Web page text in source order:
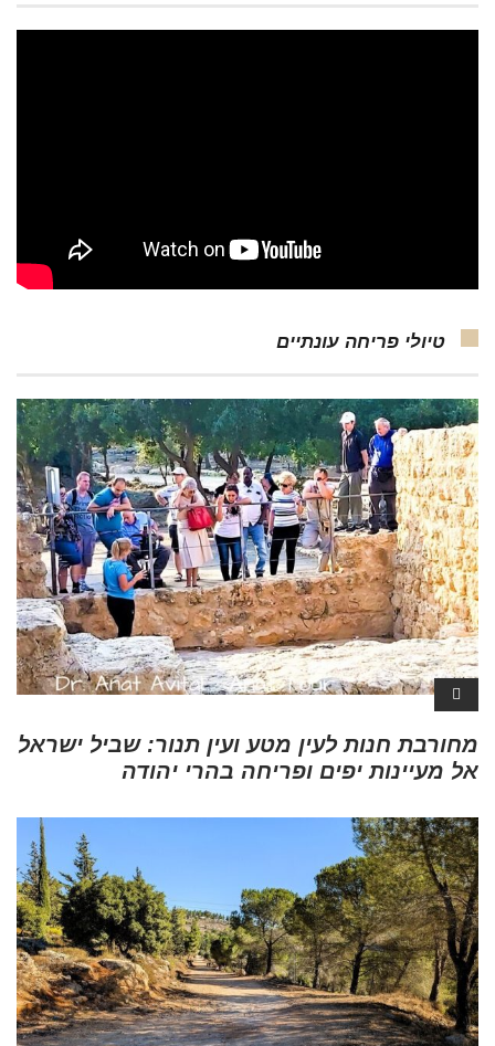
טיולי פריחה עונתיים
מחורבת חנות לעין מטע ועין תנור: שביל ישראל
אל מעיינות יפים ופריחה בהרי יהודה